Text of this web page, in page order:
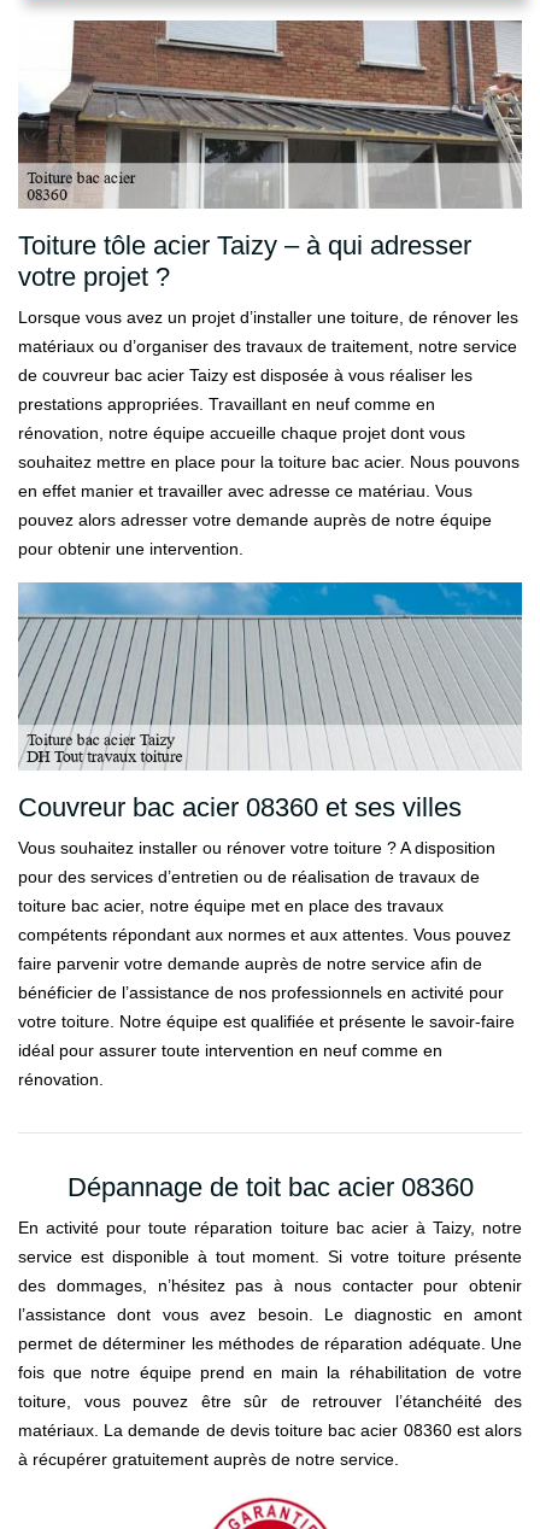
Toiture tôle acier Taizy – à qui adresser
votre projet ?
Lorsque vous avez un projet d’installer une toiture, de rénover les
matériaux ou d’organiser des travaux de traitement, notre service
de couvreur bac acier Taizy est disposée à vous réaliser les
prestations appropriées. Travaillant en neuf comme en
rénovation, notre équipe accueille chaque projet dont vous
souhaitez mettre en place pour la toiture bac acier. Nous pouvons
en effet manier et travailler avec adresse ce matériau. Vous
pouvez alors adresser votre demande auprès de notre équipe
pour obtenir une intervention.
Couvreur bac acier 08360 et ses villes
Vous souhaitez installer ou rénover votre toiture ? A disposition
pour des services d’entretien ou de réalisation de travaux de
toiture bac acier, notre équipe met en place des travaux
compétents répondant aux normes et aux attentes. Vous pouvez
faire parvenir votre demande auprès de notre service afin de
bénéficier de l’assistance de nos professionnels en activité pour
votre toiture. Notre équipe est qualifiée et présente le savoir-faire
idéal pour assurer toute intervention en neuf comme en
rénovation.
Dépannage de toit bac acier 08360
En activité pour toute réparation toiture bac acier à Taizy, notre
service est disponible à tout moment. Si votre toiture présente
des dommages, n’hésitez pas à nous contacter pour obtenir
l’assistance dont vous avez besoin. Le diagnostic en amont
permet de déterminer les méthodes de réparation adéquate. Une
fois que notre équipe prend en main la réhabilitation de votre
toiture, vous pouvez être sûr de retrouver l’étanchéité des
matériaux. La demande de devis toiture bac acier 08360 est alors
à récupérer gratuitement auprès de notre service.